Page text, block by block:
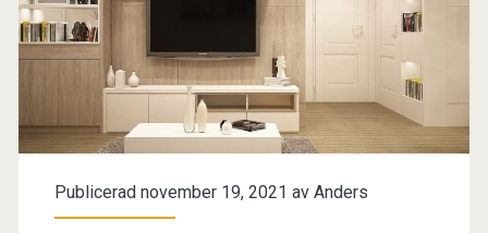
Publicerad november 19, 2021 av Anders